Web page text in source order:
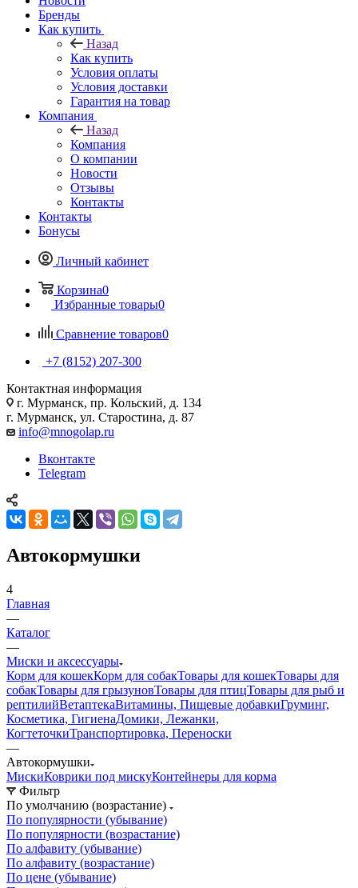
Бренды
Как купить
Назад
Как купить
Условия оплаты
Условия доставки
Гарантия на товар
Компания
Назад
Компания
О компании
Новости
Отзывы
Контакты
Контакты
Бонусы
Личный кабинет
Корзина0
Избранные товары0
Сравнение товаров0
+7 (8152) 207-300
Контактная информация
г. Мурманск, пр. Кольский, д. 134
г. Мурманск, ул. Старостина, д. 87
info@mnogolap.ru
Вконтакте
Telegram
Автокормушки
4
Главная
—
Каталог
—
Миски и аксессуары
Корм для кошекКорм для собакТовары для кошекТовары для
собакТовары для грызуновТовары для птицТовары для рыб и
рептилийВетаптекаВитамины, Пищевые добавкиГруминг,
Косметика, ГигиенаДомики, Лежанки,
КогтеточкиТранспортировка, Переноски
—
Автокормушки
МискиКоврики под мискуКонтейнеры для корма
Фильтр
По умолчанию (возрастание)
По популярности (убывание)
По популярности (возрастание)
По алфавиту (убывание)
По алфавиту (возрастание)
По цене (убывание)